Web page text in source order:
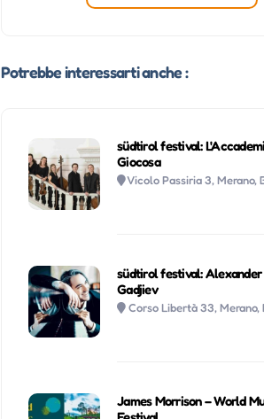
Potrebbe interessarti anche :
südtirol festival:
Giocosa
Vicolo Passiria 3, Merano,
südtirol festival: Alexander
Gadjiev
Corso Libertà 33, Merano,
James Morrison – World